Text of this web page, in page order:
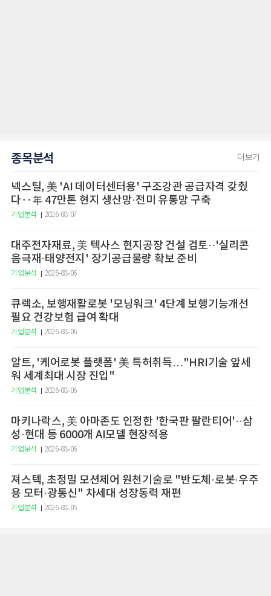
종목분석 더보기
넥스틸, 美 'AI 데이터센터용' 구조강관 공급자격 갖췄
다‥年 47만톤 현지 생산망·전미 유통망 구축
기업분석 2026-08-07
대주전자재료, 美 텍사스 현지공장 건설 검토··'실리콘
음극재·태양전지' 장기공급물량 확보 준비
기업분석 2026-08-06
큐렉소, 보행재활로봇 '모닝워크' 4단계 보행기능개선
필요 건강보험 급여 확대
기업분석 2026-08-06
알트, '케어로봇 플랫폼' 美 특허취득…"HRI기술 앞세
워 세계최대 시장 진입"
기업분석 2026-08-06
마키나락스, 美 아마존도 인정한 '한국판 팔란티어'··삼
성·현대 등 6000개 AI모델 현장적용
기업분석 2026-08-06
져스텍, 초정밀 모션제어 원천기술로 "반도체·로봇·우주
용 모터·광통신" 차세대 성장동력 재편
기업분석 2026-08-05